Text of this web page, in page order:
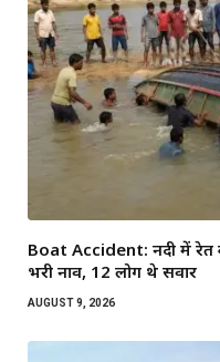
Boat Accident: नदी में रेत
भरी नाव, 12 लोग थे सवार
AUGUST 9, 2026